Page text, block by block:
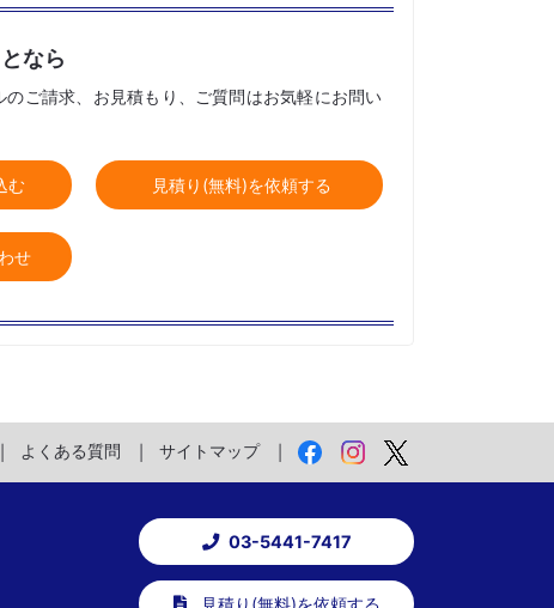
なら
のご請求、お見積もり、ご質問はお気軽にお問い
む 見積り(無料)を依頼する
せ
よくある質問 サイトマップ
03-5441-7417